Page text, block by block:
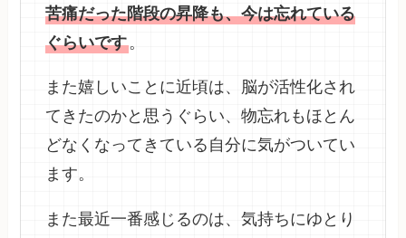
苦痛だった階段の昇降も、今は忘れている
ぐらいです。
また嬉しいことに近頃は、脳が活性化され
てきたのかと思うぐらい、物忘れもほとん
どなくなってきている自分に気がついてい
ます。
また最近一番感じるのは、気持ちにゆとり